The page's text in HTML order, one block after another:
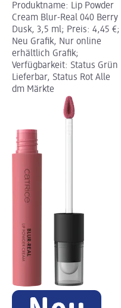
Produktname: Lip Powder
Cream Blur-Real 040 Berry
Dusk, 3,5 ml; Preis: 4,45 €;
Neu Grafik, Nur online
erhältlich Grafik;
Verfügbarkeit: Status Grün
Lieferbar, Status Rot Alle
dm Märkte